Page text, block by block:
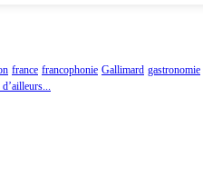
france francophonie Gallimard gastronomie